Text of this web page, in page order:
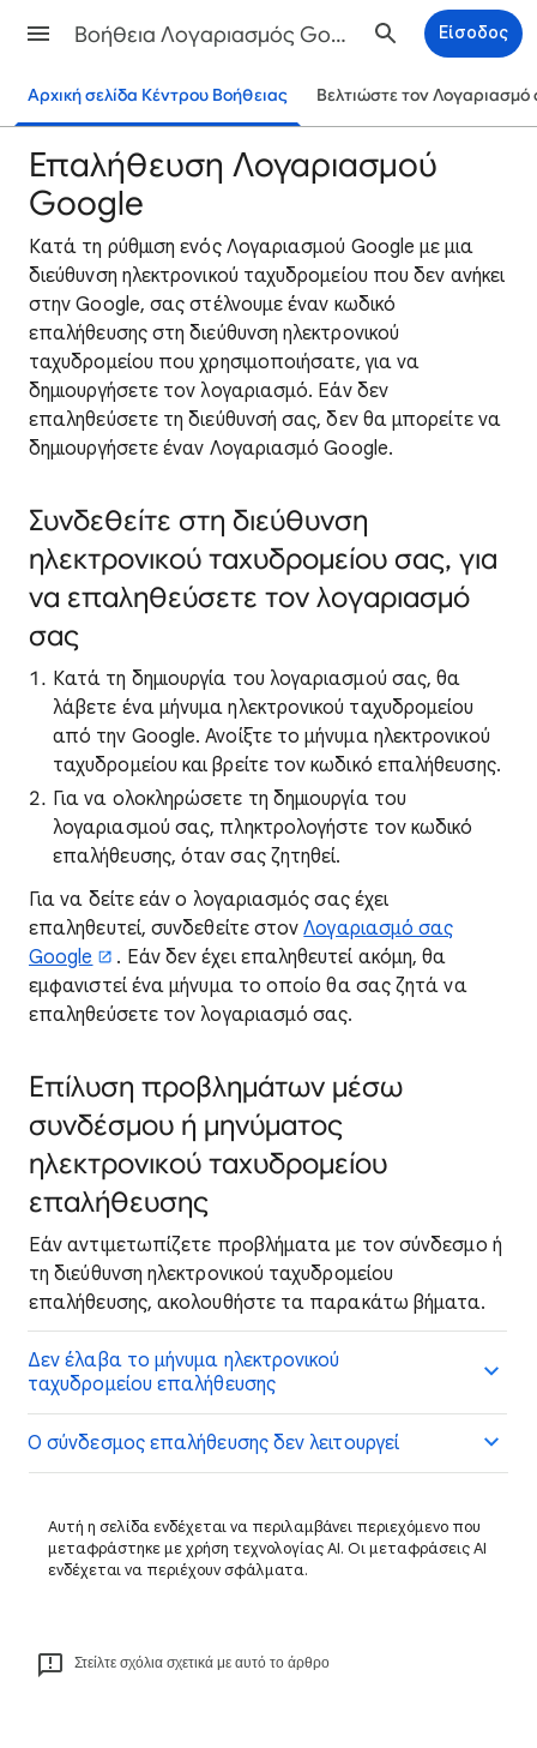
Βοήθεια Λογαριασμός Google Είσοδος
Αρχική σελίδα Κέντρου Βοήθειας Βελτιώστε τον
Επαλήθευση Λογαριασμού
Google
Κατά τη ρύθμιση ενός Λογαριασμού Google με μια
διεύθυνση ηλεκτρονικού ταχυδρομείου που δεν ανήκει
στην Google, σας στέλνουμε έναν κωδικό
επαλήθευσης στη διεύθυνση ηλεκτρονικού
ταχυδρομείου που χρησιμοποιήσατε, για να
δημιουργήσετε τον λογαριασμό. Εάν δεν
επαληθεύσετε τη διεύθυνσή σας, δεν θα μπορείτε να
δημιουργήσετε έναν Λογαριασμό Google.
Συνδεθείτε στη διεύθυνση
ηλεκτρονικού ταχυδρομείου σας, για
να επαληθεύσετε τον λογαριασμό
σας
Κατά τη δημιουργία του λογαριασμού σας, θα
λάβετε ένα μήνυμα ηλεκτρονικού ταχυδρομείου
από την Google. Ανοίξτε το μήνυμα ηλεκτρονικού
ταχυδρομείου και βρείτε τον κωδικό επαλήθευσης.
Για να ολοκληρώσετε τη δημιουργία του
λογαριασμού σας, πληκτρολογήστε τον κωδικό
επαλήθευσης, όταν σας ζητηθεί.
Για να δείτε εάν ο λογαριασμός σας έχει
επαληθευτεί, συνδεθείτε στονΛογαριασμό σας
Google
. Εάν δεν έχει επαληθευτεί ακόμη, θα
εμφανιστεί ένα μήνυμα το οποίο θα σας ζητά να
επαληθεύσετε τον λογαριασμό σας.
Επίλυση προβλημάτων μέσω
συνδέσμου ή μηνύματος
ηλεκτρονικού ταχυδρομείου
επαλήθευσης
Εάν αντιμετωπίζετε προβλήματα με τον σύνδεσμο ή
τη διεύθυνση ηλεκτρονικού ταχυδρομείου
επαλήθευσης, ακολουθήστε τα παρακάτω βήματα.
Δεν έλαβα το μήνυμα ηλεκτρονικού
ταχυδρομείου επαλήθευσης
Ο σύνδεσμος επαλήθευσης δεν λειτουργεί
Αυτή η σελίδα ενδέχεται να περιλαμβάνει περιεχόμενο που
μεταφράστηκε με χρήση τεχνολογίας AI. Οι μεταφράσεις AI
ενδέχεται να περιέχουν σφάλματα.
Στείλτε σχόλια σχετικά με αυτό το άρθρο